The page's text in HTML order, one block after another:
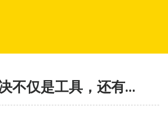
不仅是工具，还有...